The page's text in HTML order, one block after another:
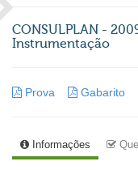
CONSULPLAN -
Instrumentação
Prova Gabarito
Informações